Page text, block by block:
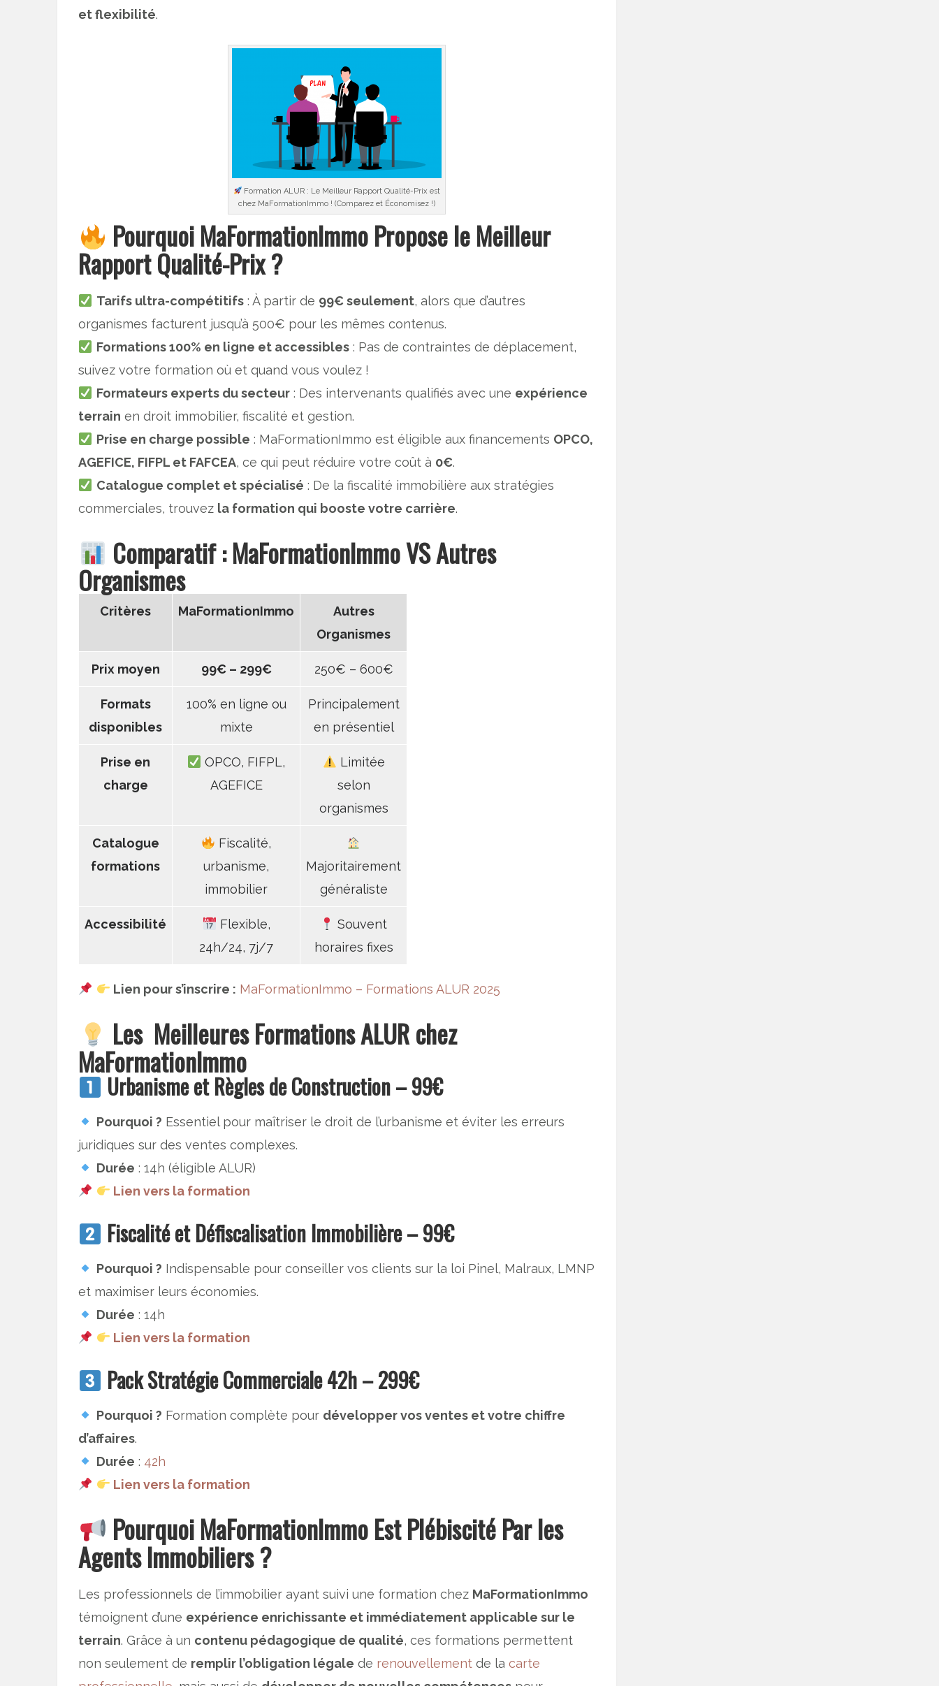
et flexibilité.
Formation ALUR : Le Meilleur Rapport Qualité-Prix est
chez MaFormationImmo ! (Comparez et Économisez !)
Pourquoi MaFormationImmo Propose le Meilleur
Rapport Qualité-Prix ?
Tarifs ultra-compétitifs: À partir de 99€ seulement, alors que d’autres
organismes facturent jusqu’à 500€ pour les mêmes contenus.
Formations 100% en ligne et accessibles: Pas de contraintes de déplacement,
suivez votre formation où et quand vous voulez !
Formateurs experts du secteur: Des intervenants qualifiés avec une expérience
terrain en droit immobilier, fiscalité et gestion.
Prise en charge possible : MaFormationImmo est éligible aux financements OPCO,
AGEFICE, FIFPL et FAFCEA, ce qui peut réduire votre coût à 0€.
Catalogue complet et spécialisé : De la fiscalité immobilière aux stratégies
commerciales, trouvez la formation qui booste votre carrière.
Comparatif : MaFormationImmo VS Autres
Organismes
Critères MaFormationImmo
Autres
Organismes
Prix moyen 99€ – 299€ 250€ – 600€
Formats
disponibles
100% en ligne ou
mixte
Principalement
en présentiel
Prise en
charge
OPCO, FIFPL,
AGEFICE
Limitée
selon
organismes
Catalogue
formations
Fiscalité,
urbanisme,
immobilier
Majoritairement
généraliste
Accessibilité
Flexible,
24h/24, 7j/7
Souvent
horaires fixes
Lien pour s’inscrire : MaFormationImmo – Formations ALUR 2025
Les Meilleures Formations ALUR chez
MaFormationImmo
Urbanisme et Règles de Construction – 99€
Pourquoi ? Essentiel pour maîtriser le droit de l’urbanisme et éviter les erreurs
juridiques sur des ventes complexes.
Durée : 14h (éligible ALUR)
Lien vers la formation
Fiscalité et Défiscalisation Immobilière – 99€
Pourquoi ? Indispensable pour conseiller vos clients sur la loi Pinel, Malraux, LMNP
et maximiser leurs économies.
Durée : 14h
Lien vers la formation
Pack Stratégie Commerciale 42h – 299€
Pourquoi ? Formation complète pour développer vos ventes et votre chiffre
d’affaires.
Durée : 42h
Lien vers la formation
Pourquoi MaFormationImmo Est Plébiscité Par les
Agents Immobiliers ?
Les professionnels de l’immobilier ayant suivi une formation chez MaFormationImmo
témoignent d’une expérience enrichissante et immédiatement applicable sur le
terrain. Grâce à un contenu pédagogique de qualité, ces formations permettent
non seulement de remplir l’obligation légale de renouvellement de la carte